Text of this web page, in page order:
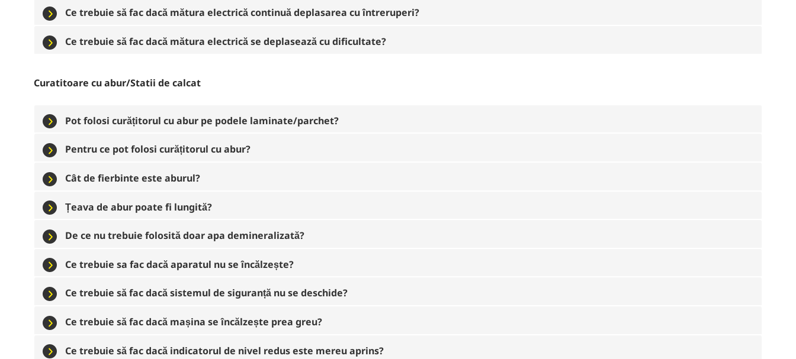
Ce trebuie să fac dacă mătura electrică continuă deplasarea cu întreruperi?
Ce trebuie să fac dacă mătura electrică se deplasează cu dificultate?
Curatitoare cu abur/Statii de calcat
Pot folosi curățitorul cu abur pe podele laminate/parchet?
Pentru ce pot folosi curățitorul cu abur?
Cât de fierbinte este aburul?
Țeava de abur poate fi lungită?
De ce nu trebuie folosită doar apa demineralizată?
Ce trebuie sa fac dacă aparatul nu se încălzește?
Ce trebuie să fac dacă sistemul de siguranță nu se deschide?
Ce trebuie să fac dacă mașina se încălzește prea greu?
Ce trebuie să fac dacă indicatorul de nivel redus este mereu aprins?